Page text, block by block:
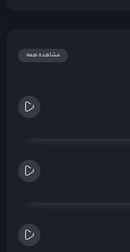
مشاهده همه